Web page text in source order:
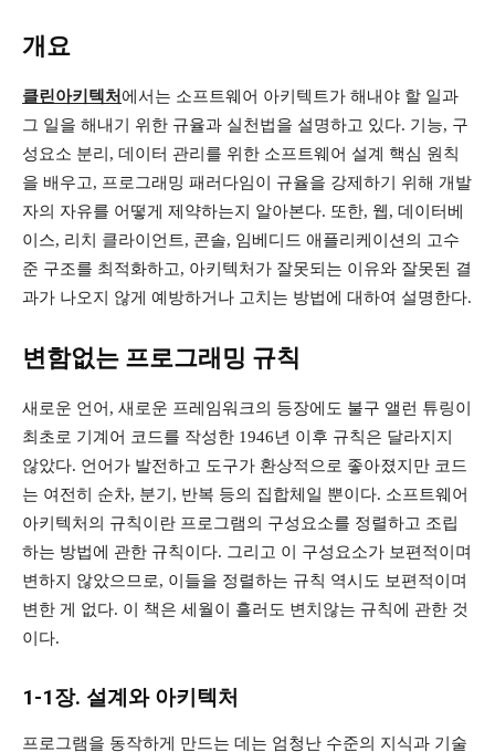
개요
클린아키텍처에서는 소프트웨어 아키텍트가 해내야 할 일과
그 일을 해내기 위한 규율과 실천법을 설명하고 있다. 기능, 구
성요소 분리, 데이터 관리를 위한 소프트웨어 설계 핵심 원칙
을 배우고, 프로그래밍 패러다임이 규율을 강제하기 위해 개발
자의 자유를 어떻게 제약하는지 알아본다. 또한, 웹, 데이터베
이스, 리치 클라이언트, 콘솔, 임베디드 애플리케이션의 고수
준 구조를 최적화하고, 아키텍처가 잘못되는 이유와 잘못된 결
과가 나오지 않게 예방하거나 고치는 방법에 대하여 설명한다.
변함없는 프로그래밍 규칙
새로운 언어, 새로운 프레임워크의 등장에도 불구 앨런 튜링이
최초로 기계어 코드를 작성한 1946년 이후 규칙은 달라지지
않았다. 언어가 발전하고 도구가 환상적으로 좋아졌지만 코드
는 여전히 순차, 분기, 반복 등의 집합체일 뿐이다. 소프트웨어
아키텍처의 규칙이란 프로그램의 구성요소를 정렬하고 조립
하는 방법에 관한 규칙이다. 그리고 이 구성요소가 보편적이며
변하지 않았으므로, 이들을 정렬하는 규칙 역시도 보편적이며
변한 게 없다. 이 책은 세월이 흘러도 변치않는 규칙에 관한 것
이다.
1-1장. 설계와 아키텍처
프로그램을 동작하게 만드는 데는 엄청난 수준의 지식과 기술